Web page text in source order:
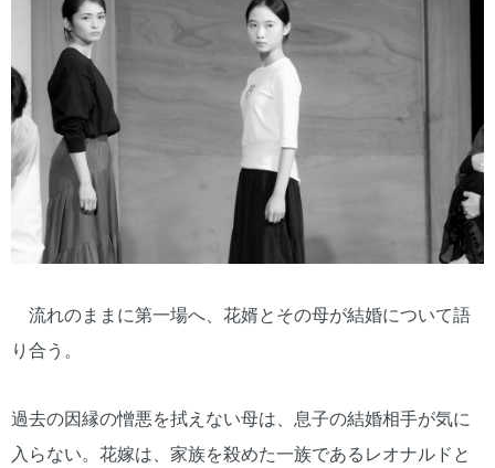
流れのままに第一場へ、花婿とその母が結婚について語
り合う。
過去の因縁の憎悪を拭えない母は、息子の結婚相手が気に
入らない。花嫁は、家族を殺めた一族であるレオナルドと